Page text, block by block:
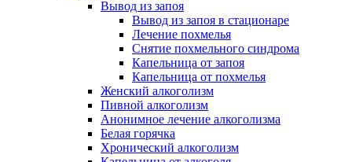
Вывод из запоя
Вывод из запоя в стационаре
Лечение похмелья
Снятие похмельного синдрома
Капельница от запоя
Капельница от похмелья
Женский алкоголизм
Пивной алкоголизм
Анонимное лечение алкоголизма
Белая горячка
Хронический алкоголизм